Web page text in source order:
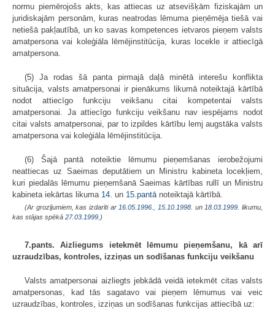
normu piemērojošs akts, kas attiecas uz atsevišķām fiziskajām un
juridiskajām personām, kuras neatrodas lēmuma pieņēmēja tiešā vai
netiešā pakļautībā, un ko savas kompetences ietvaros pieņem valsts
amatpersona vai koleģiāla lēmējinstitūcija, kuras locekle ir attiecīgā
amatpersona.
(5) Ja rodas šā panta pirmajā daļā minētā interešu konflikta
situācija, valsts amatpersonai ir pienākums likumā noteiktajā kārtībā
nodot attiecīgo funkciju veikšanu citai kompetentai valsts
amatpersonai. Ja attiecīgo funkciju veikšanu nav iespējams nodot
citai valsts amatpersonai, par to izpildes kārtību lemj augstāka valsts
amatpersona vai koleģiāla lēmējinstitūcija.
(6) Šajā pantā noteiktie lēmumu pieņemšanas ierobežojumi
neattiecas uz Saeimas deputātiem un Ministru kabineta locekļiem,
kuri piedalās lēmumu pieņemšanā Saeimas kārtības rullī un Ministru
kabineta iekārtas likuma 14. un 15.pantānoteiktajā kārtībā.
(Ar grozījumiem, kas izdarīti ar16.05.1996.,15.10.1998. un18.03.1999. likumu,
kas stājas spēkā 27.03.1999.)
7.pants. Aizliegums ietekmēt lēmumu pieņemšanu, kā arī
uzraudzības, kontroles, izziņas un sodīšanas funkciju veikšanu
Valsts amatpersonai aizliegts jebkādā veidā ietekmēt citas valsts
amatpersonas, kad tās sagatavo vai pieņem lēmumus vai veic
uzraudzības, kontroles, izziņas un sodīšanas funkcijas attiecībā uz: